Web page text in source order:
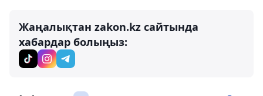
Жаңалықтан zakon.kz сайтында
хабардар болыңыз: